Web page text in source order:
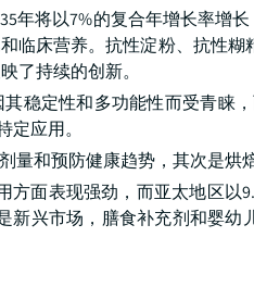
年将以7%的复合年增长率增
临床营养。抗性淀粉、抗性
了持续的创新。
稳定性和多功能性而受青睐
应用。
和预防健康趋势，其次是烘
面表现强劲，而亚太地区以
兴市场，膳食补充剂和婴